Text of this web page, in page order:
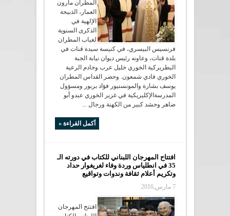
المطران مارون
العمار، الذبيحة
الإلهية في
الذكرى السنوية
لغياب المطران
فرنسيس البيسري، في كنيسة سيدة قنات في
بلدة قنات، وعاونه رئيس ديوان نيابة الجبة
البطريركية الخوري خليل عرب وخادم الرعية
الخوري فادي شمعون. وحضر القداس المطران
يوسف بشارة والمونسنيور فؤاد بربور ومسؤول
المدرسةالإكليريكية في غزير الخوري عبدو أبو
ضاهر وحشد كبير من الكهنة ورجال ...
أكمل القراءة »
افتتاح المهرجان اللبناني للكتاب في دورته الـ
35 في انطلياس وردة وفاء لغريغوار حداد
وتكريم أعلام ثقافة وندوات وتواقيع
7 مارس,2016
افتتح المهرجان